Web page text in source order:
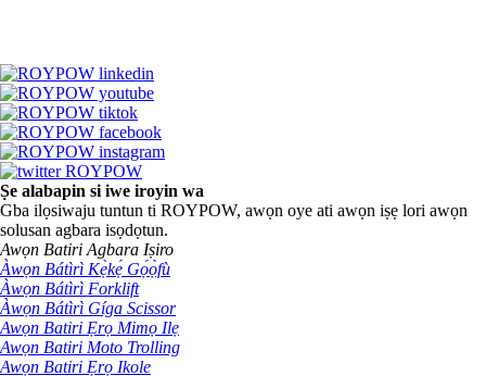
Ṣe alabapin si iwe iroyin wa
Gba ilọsiwaju tuntun ti ROYPOW, awọn oye ati awọn iṣẹ lori awọn
solusan agbara isọdọtun.
Awọn Batiri Agbara Iṣiro
Àwọn Bátìrì Kẹ̀kẹ́ Gọ́ọ̀fù
Àwọn Bátìrì Forklift
Àwọn Bátìrì Gíga Scissor
Awọn Batiri Ẹrọ Mimọ Ilẹ
Awọn Batiri Moto Trolling
Awọn Batiri Ẹrọ Ikole